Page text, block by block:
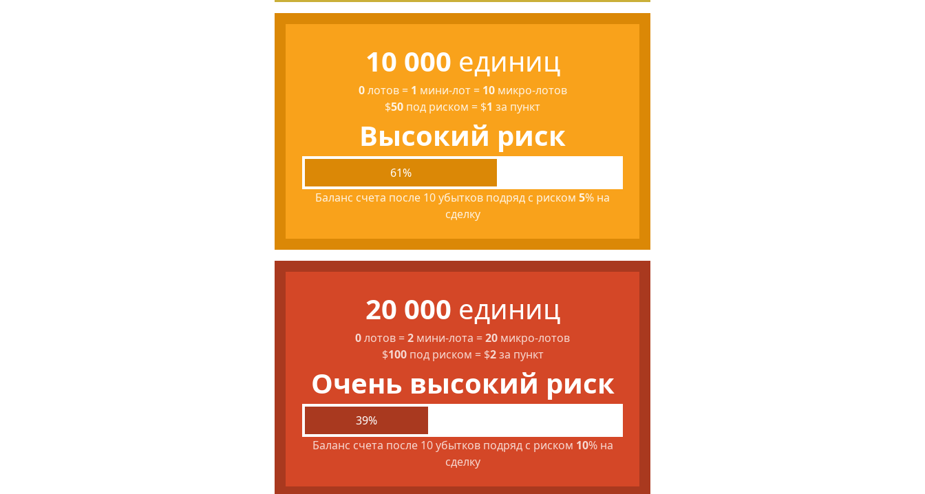
10 000 единиц
0лотов = 1 мини-лот = 10микро-лотов
$50 под риском = $1 за пункт
Высокий риск
61%
Баланс счета после 10 убытков подряд с риском 5% на
сделку
20 000 единиц
0лотов =2 мини-лота =20 микро-лотов
$100под риском = $2за пункт
Очень высокий риск
39%
Баланс счета после 10 убытков подряд с риском 10% на
сделку